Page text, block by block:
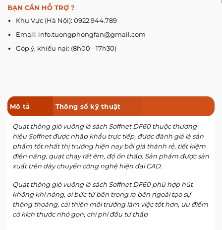
BẠN CẦN HỖ TRỢ ?
Khu Vực (Hà Nội): 0922.944.789
Email: info.tuongphongfan@gmail.com
Góp ý, khiếu nại: (8h00 - 17h30)
Mô tả Thông số kỹ thuật
Quạt thông gió vuông lá sách Soffnet DF60 thuộc thương
hiệu Soffnet được nhập khẩu trực tiếp, được đánh giá là sản
phẩm tốt nhất thị trường hiện nay bởi giá thành rẻ, tiết kiệm
điện năng, quạt chạy rất êm, độ ồn thấp. Sản phẩm được sản
xuất trên dây chuyền công nghệ hiện đại CAD.
Quạt thông gió vuông lá sách Soffnet DF60 phù hợp hút
không khí nóng, oi bức từ bên trong ra bên ngoài tạo sự
thông thoáng, cải thiện môi trường làm việc tốt hơn, ưu điểm
có kích thước nhỏ gọn, chi phí đầu tư thấp